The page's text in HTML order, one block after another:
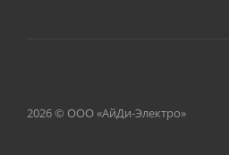
2026 © ООО «АйДи-Электро»